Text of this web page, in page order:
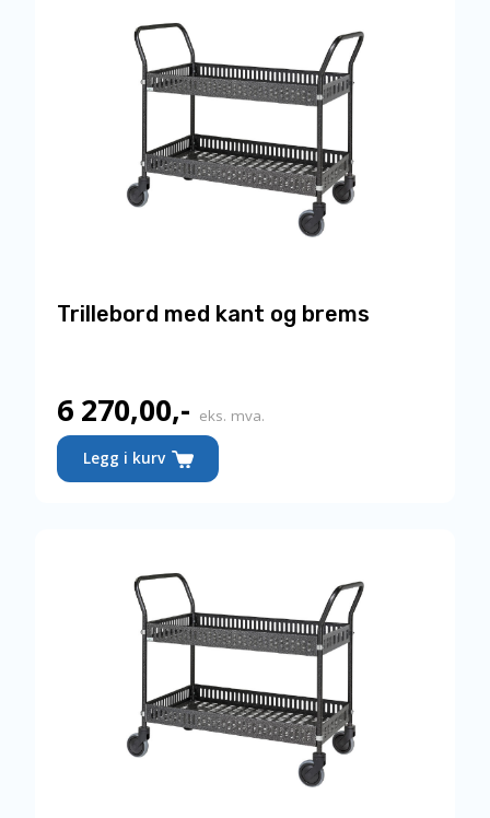
Trillebord med kant og brems
6 270,00,- eks. mva.
Legg i kurv